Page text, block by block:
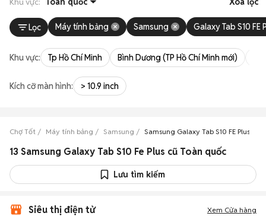
Lọc Máy tính bảng Samsung Galaxy Tab S10 FE
Khu vực: Tp Hồ Chí Minh Bình Dương (TP Hồ Chí Minh mới)
Kích cỡ màn hình: > 10.9 inch
Chợ Tốt Máy tính bảng Samsung Samsung Galaxy Tab S10 FE Plus
13 Samsung Galaxy Tab S10 Fe Plus cũ Toàn quốc
Lưu tìm kiếm
Siêu thị điện tử Xem Cửa hàng